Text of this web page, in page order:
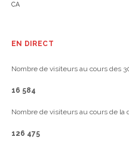
CA
EN DIRECT
Nombre de visiteurs au cours des
16 584
Nombre de visiteurs au cours de la
126 475